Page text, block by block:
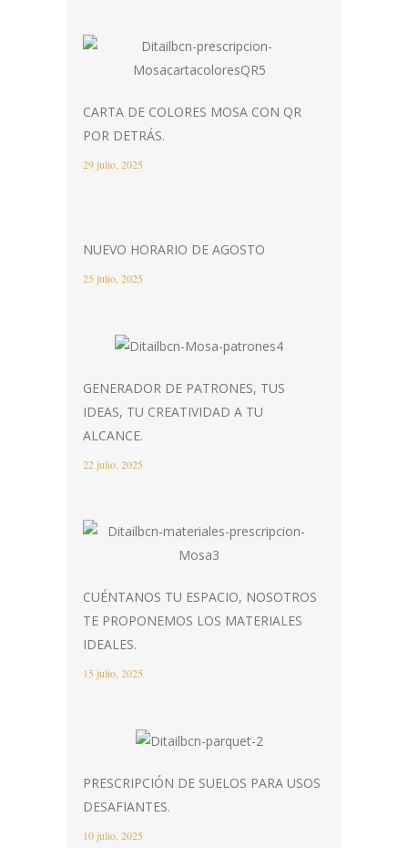
CARTA DE COLORES MOSA CON QR
POR DETRÁS.
29 julio, 2025
NUEVO HORARIO DE AGOSTO
25 julio, 2025
GENERADOR DE PATRONES, TUS
IDEAS, TU CREATIVIDAD A TU
ALCANCE.
22 julio, 2025
CUÉNTANOS TU ESPACIO, NOSOTROS
TE PROPONEMOS LOS MATERIALES
IDEALES.
15 julio, 2025
PRESCRIPCIÓN DE SUELOS PARA USOS
DESAFIANTES.
10 julio, 2025